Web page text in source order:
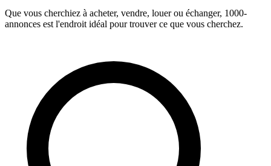
Que vous cherchiez à acheter, vendre, louer ou échanger, 1000-
annonces est l'endroit idéal pour trouver ce que vous cherchez.